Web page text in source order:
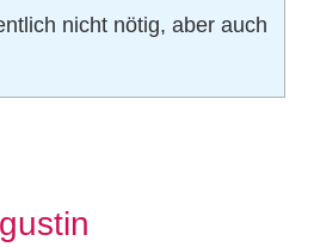
nicht nötig, aber auch